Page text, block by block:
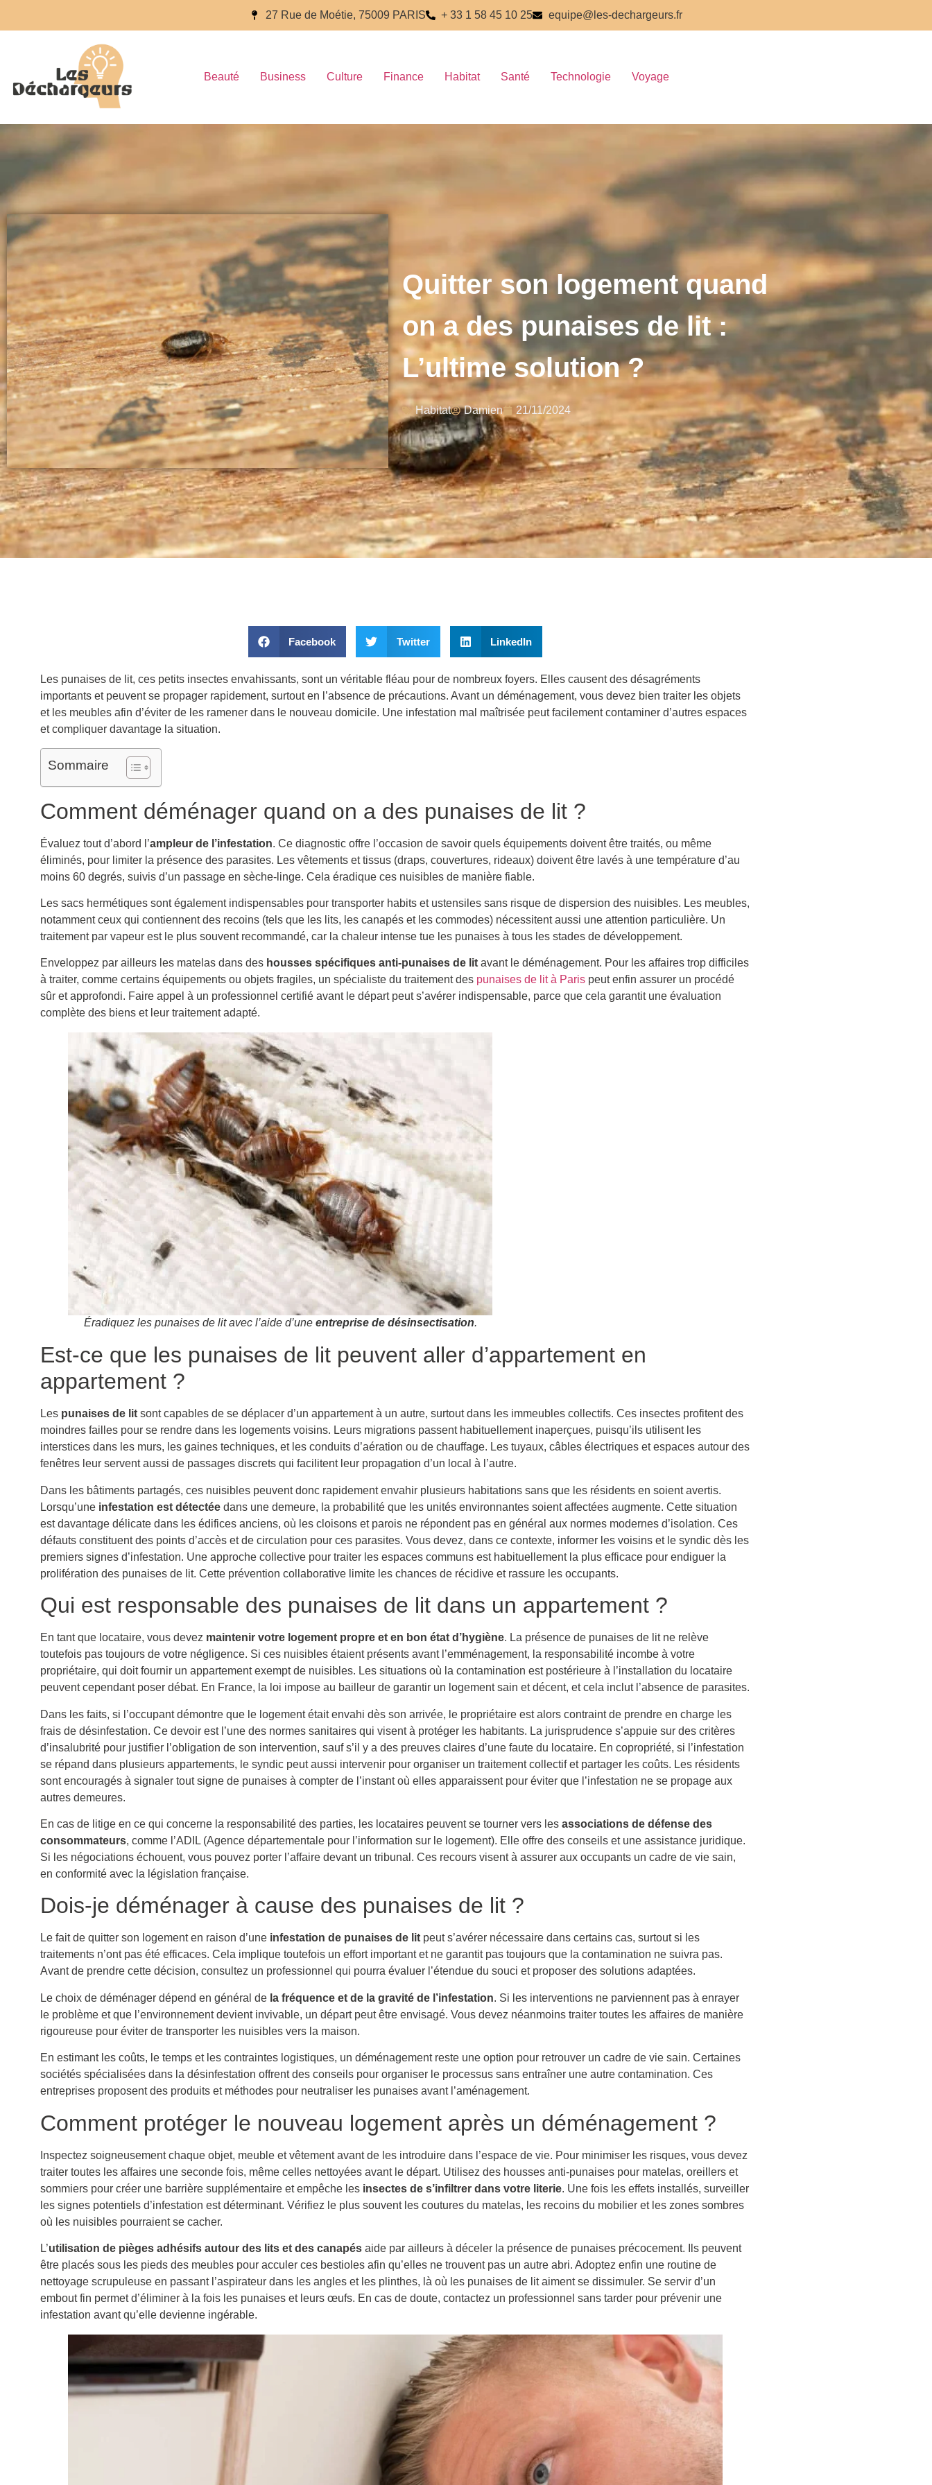
27 Rue de Moétie, 75009 PARIS + 33 1 58 45 10 25 equipe@les-dechargeurs.fr
Beauté Business Culture Finance Habitat Santé Technologie Voyage
Quitter son logement quand
on a des punaises de lit :
L’ultime solution ?
Habitat Damien 21/11/2024
Facebook Twitter LinkedIn
Les punaises de lit, ces petits insectes envahissants, sont un véritable fléau pour de nombreux foyers. Elles causent des désagréments
importants et peuvent se propager rapidement, surtout en l’absence de précautions. Avant un déménagement, vous devez bien traiter les objets
et les meubles afin d’éviter de les ramener dans le nouveau domicile. Une infestation mal maîtrisée peut facilement contaminer d’autres espaces
et compliquer davantage la situation.
Sommaire
Comment déménager quand on a des punaises de lit ?
Évaluez tout d’abord l’ampleur de l’infestation. Ce diagnostic offre l’occasion de savoir quels équipements doivent être traités, ou même
éliminés, pour limiter la présence des parasites. Les vêtements et tissus (draps, couvertures, rideaux) doivent être lavés à une température d’au
moins 60 degrés, suivis d’un passage en sèche-linge. Cela éradique ces nuisibles de manière fiable.
Les sacs hermétiques sont également indispensables pour transporter habits et ustensiles sans risque de dispersion des nuisibles. Les meubles,
notamment ceux qui contiennent des recoins (tels que les lits, les canapés et les commodes) nécessitent aussi une attention particulière. Un
traitement par vapeur est le plus souvent recommandé, car la chaleur intense tue les punaises à tous les stades de développement.
Enveloppez par ailleurs les matelas dans des housses spécifiques anti-punaises de lit avant le déménagement. Pour les affaires trop difficiles
à traiter, comme certains équipements ou objets fragiles, un spécialiste du traitement des punaises de lit à Paris peut enfin assurer un procédé
sûr et approfondi. Faire appel à un professionnel certifié avant le départ peut s’avérer indispensable, parce que cela garantit une évaluation
complète des biens et leur traitement adapté.
Éradiquez les punaises de lit avec l’aide d’une entreprise de désinsectisation.
Est-ce que les punaises de lit peuvent aller d’appartement en
appartement ?
Les punaises de lit sont capables de se déplacer d’un appartement à un autre, surtout dans les immeubles collectifs. Ces insectes profitent des
moindres failles pour se rendre dans les logements voisins. Leurs migrations passent habituellement inaperçues, puisqu’ils utilisent les
interstices dans les murs, les gaines techniques, et les conduits d’aération ou de chauffage. Les tuyaux, câbles électriques et espaces autour des
fenêtres leur servent aussi de passages discrets qui facilitent leur propagation d’un local à l’autre.
Dans les bâtiments partagés, ces nuisibles peuvent donc rapidement envahir plusieurs habitations sans que les résidents en soient avertis.
Lorsqu’une infestation est détectée dans une demeure, la probabilité que les unités environnantes soient affectées augmente. Cette situation
est davantage délicate dans les édifices anciens, où les cloisons et parois ne répondent pas en général aux normes modernes d’isolation. Ces
défauts constituent des points d’accès et de circulation pour ces parasites. Vous devez, dans ce contexte, informer les voisins et le syndic dès les
premiers signes d’infestation. Une approche collective pour traiter les espaces communs est habituellement la plus efficace pour endiguer la
prolifération des punaises de lit. Cette prévention collaborative limite les chances de récidive et rassure les occupants.
Qui est responsable des punaises de lit dans un appartement ?
En tant que locataire, vous devez maintenir votre logement propre et en bon état d’hygiène. La présence de punaises de lit ne relève
toutefois pas toujours de votre négligence. Si ces nuisibles étaient présents avant l’emménagement, la responsabilité incombe à votre
propriétaire, qui doit fournir un appartement exempt de nuisibles. Les situations où la contamination est postérieure à l’installation du locataire
peuvent cependant poser débat. En France, la loi impose au bailleur de garantir un logement sain et décent, et cela inclut l’absence de parasites.
Dans les faits, si l’occupant démontre que le logement était envahi dès son arrivée, le propriétaire est alors contraint de prendre en charge les
frais de désinfestation. Ce devoir est l’une des normes sanitaires qui visent à protéger les habitants. La jurisprudence s’appuie sur des critères
d’insalubrité pour justifier l’obligation de son intervention, sauf s’il y a des preuves claires d’une faute du locataire. En copropriété, si l’infestation
se répand dans plusieurs appartements, le syndic peut aussi intervenir pour organiser un traitement collectif et partager les coûts. Les résidents
sont encouragés à signaler tout signe de punaises à compter de l’instant où elles apparaissent pour éviter que l’infestation ne se propage aux
autres demeures.
En cas de litige en ce qui concerne la responsabilité des parties, les locataires peuvent se tourner vers les associations de défense des
consommateurs, comme l’ADIL (Agence départementale pour l’information sur le logement). Elle offre des conseils et une assistance juridique.
Si les négociations échouent, vous pouvez porter l’affaire devant un tribunal. Ces recours visent à assurer aux occupants un cadre de vie sain,
en conformité avec la législation française.
Dois-je déménager à cause des punaises de lit ?
Le fait de quitter son logement en raison d’une infestation de punaises de lit peut s’avérer nécessaire dans certains cas, surtout si les
traitements n’ont pas été efficaces. Cela implique toutefois un effort important et ne garantit pas toujours que la contamination ne suivra pas.
Avant de prendre cette décision, consultez un professionnel qui pourra évaluer l’étendue du souci et proposer des solutions adaptées.
Le choix de déménager dépend en général de la fréquence et de la gravité de l’infestation. Si les interventions ne parviennent pas à enrayer
le problème et que l’environnement devient invivable, un départ peut être envisagé. Vous devez néanmoins traiter toutes les affaires de manière
rigoureuse pour éviter de transporter les nuisibles vers la maison.
En estimant les coûts, le temps et les contraintes logistiques, un déménagement reste une option pour retrouver un cadre de vie sain. Certaines
sociétés spécialisées dans la désinfestation offrent des conseils pour organiser le processus sans entraîner une autre contamination. Ces
entreprises proposent des produits et méthodes pour neutraliser les punaises avant l’aménagement.
Comment protéger le nouveau logement après un déménagement ?
Inspectez soigneusement chaque objet, meuble et vêtement avant de les introduire dans l’espace de vie. Pour minimiser les risques, vous devez
traiter toutes les affaires une seconde fois, même celles nettoyées avant le départ. Utilisez des housses anti-punaises pour matelas, oreillers et
sommiers pour créer une barrière supplémentaire et empêche les insectes de s’infiltrer dans votre literie. Une fois les effets installés, surveiller
les signes potentiels d’infestation est déterminant. Vérifiez le plus souvent les coutures du matelas, les recoins du mobilier et les zones sombres
où les nuisibles pourraient se cacher.
L’utilisation de pièges adhésifs autour des lits et des canapés aide par ailleurs à déceler la présence de punaises précocement. Ils peuvent
être placés sous les pieds des meubles pour acculer ces bestioles afin qu’elles ne trouvent pas un autre abri. Adoptez enfin une routine de
nettoyage scrupuleuse en passant l’aspirateur dans les angles et les plinthes, là où les punaises de lit aiment se dissimuler. Se servir d’un
embout fin permet d’éliminer à la fois les punaises et leurs œufs. En cas de doute, contactez un professionnel sans tarder pour prévenir une
infestation avant qu’elle devienne ingérable.